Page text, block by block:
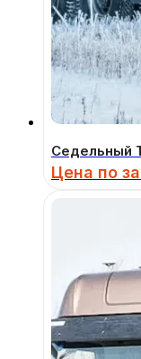
Седельный
Цена по